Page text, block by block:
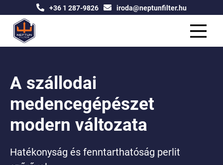
+36 1 287-9826 iroda@neptunfilter.hu
A szállodai
medencegépészet
modern változata
Hatékonyság és fenntarthatóság perlit